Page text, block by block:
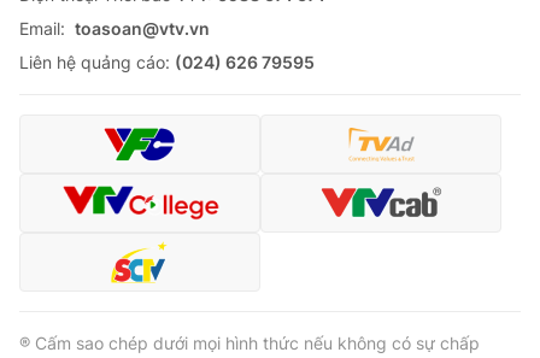
Email: toasoan@vtv.vn
Liên hệ quảng cáo: (024) 626 79595
® Cấm sao chép dưới mọi hình thức nếu không có sự chấp